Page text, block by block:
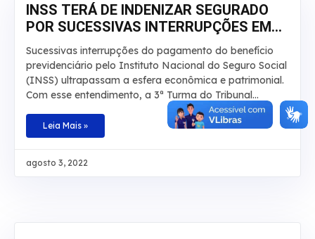
INSS TERÁ DE INDENIZAR SEGURADO
POR SUCESSIVAS INTERRUPÇÕES EM
APOSENTADORIA
Sucessivas interrupções do pagamento do benefício
previdenciário pelo Instituto Nacional do Seguro Social
(INSS) ultrapassam a esfera econômica e patrimonial.
Com esse entendimento, a 3ª Turma do Tribunal
Regional Federal da 3ª Região manteve, por
unanimidade, a condenação da autarquia por danos
morais e aumentou a indenização a ser paga a um
um homem que teve por diversas vezes sua
Leia Mais »
agosto 3, 2022